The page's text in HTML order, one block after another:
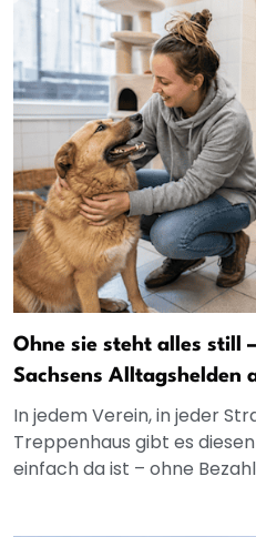
Ohne sie steht alles still
Sachsens Alltagshelden
In jedem Verein, in jeder
Treppenhaus gibt es
einfach da ist – ohne